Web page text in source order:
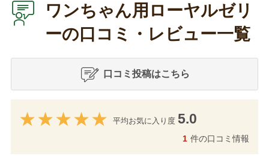
ワンちゃん用ローヤルゼリ
ーの口コミ・レビュー一覧
口コミ投稿はこちら
平均お気に入り度 5.0
1 件の口コミ情報